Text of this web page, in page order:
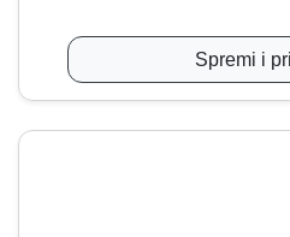
Spremi i